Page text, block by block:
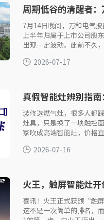
周期低谷的清醒者
业寒潮？
7月14日晚间，万和电气
上半年归属于上市公司股
出现一定波动。此前不久
2026-07-17
真假智能灶辨别指
忽悠
装修选燃气灶，很多人都
灶具，只是换了一块触控
家吹成高端智能灶，价格
2026-07-16
火王，触屏智能灶开
喜讯！火王正式获颁“触
这不是一次简单的排名，